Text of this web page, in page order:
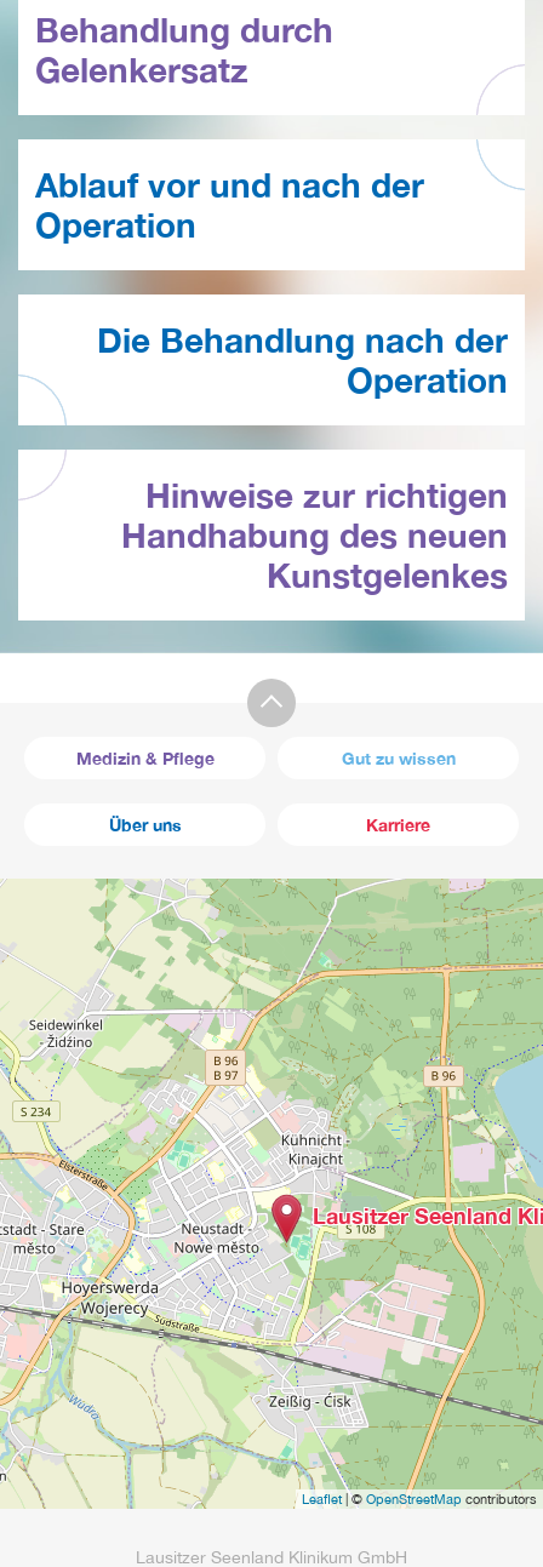
Behandlung durch
Gelenkersatz
Ablauf vor und nach der
Operation
Die Behandlung nach der
Operation
Hinweise zur richtigen
Handhabung des neuen
Kunstgelenkes
Medizin & Pflege Gut zu wissen
Über uns Karriere
Lausitzer Seenland
Leaflet| © OpenStreetMap contributors
Lausitzer Seenland Klinikum GmbH